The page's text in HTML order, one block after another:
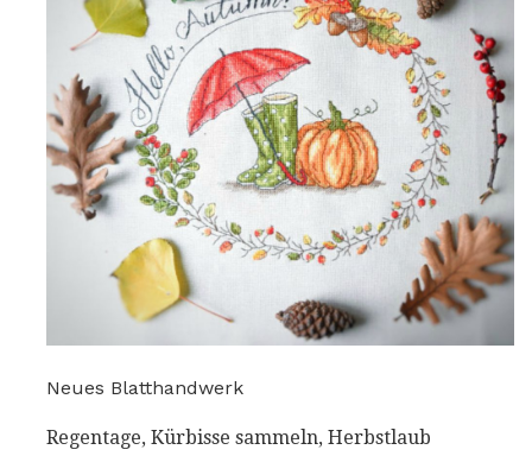
Neues Blatthandwerk
Regentage, Kürbisse sammeln, Herbstlaub